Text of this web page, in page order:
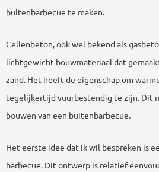
buitenbarbecue te maken.
Cellenbeton, ook wel bekend als
lichtgewicht bouwmateriaal dat
zand. Het heeft de eigenschap om
tegelijkertijd vuurbestendig te zijn. Dit
bouwen van een buitenbarbecue.
Het eerste idee dat ik wil bespreken is
barbecue. Dit ontwerp is relatief